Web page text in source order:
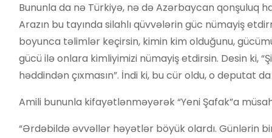
Bununla da nə Türkiyə, nə də Azərbaycan qonşuluq
Arazın bu tayında silahlı qüvvələrin güc nümayiş
boyunca təlimlər keçirsin, kimin kim olduğunu,
gücü ilə onlara kimliyimizi nümayiş etdirsin. Desin ki,
həddindən çıxmasın”. İndi ki, bu cür oldu, o deputat
Amili bununla kifayətlənməyərək “Yeni Şafak”a
“Ərdəbildə əvvəllər həyətlər böyük olardı. Günlərin